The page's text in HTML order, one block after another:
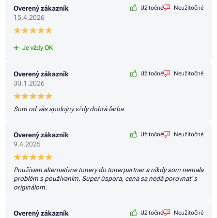
Farby HP ENVY PRO 6400
Farby HP ENVY PRO 6400 SERIES
Farby HP ENVY PRO 6420
Farby HP ENVY PRO 6430
Farby HP ENVY PRO 6432E
Farby HP ENVY PRO 6452
Farby HP ENVY PRO 6452E
Farby HP ENVY PRO 6454
Farby HP ENVY PRO 6455
Farby HP ENVY PRO 6458
Overený zákazník
15.4.2026
Užitočné Neužitočné
Je vždy OK
Overený zákazník
30.1.2026
Užitočné Neužitočné
Som od vás spolojny vždy dobrá farba
Overený zákazník
9.4.2025
Užitočné Neužitočné
Používam alternatívne tonery do tonerpartner a nikdy som nemala
problém s používaním. Super úspora, cena sa nedá porovnať s
originálom.
Overený zákazník
Užitočné Neužitočné